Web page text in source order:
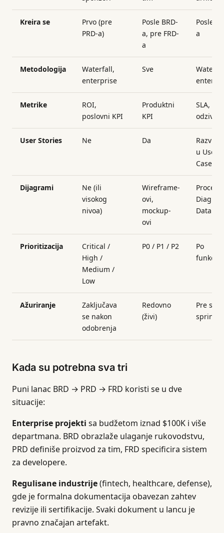
Kreira se
Prvo (pre
PRD-a)
Posle BRD-
a, pre FRD-
a
Posle
a
Metodologija
Waterfall,
enterprise
Sve
Metrike
ROI,
poslovni KPI
Produktni
KPI
SLA,
odziva
User Stories Ne Da
u Use
Cases
Dijagrami
Ne (ili
visokog
nivoa)
Wireframe-
ovi,
mockup-
ovi
Process
Data
Prioritizacija
Critical /
High /
Medium /
Low
P0 / P1 / P2
Po
Ažuriranje
Zaključava
se nakon
odobrenja
Redovno
(živi)
Pre
sprinta
Kada su potrebna sva tri
Puni lanac BRD → PRD → FRD koristi se u dve
situacije:
Enterprise projekti sa budžetom iznad $100K i više
departmana. BRD obrazlaže ulaganje rukovodstvu,
PRD definiše proizvod za tim, FRD specificira sistem
za developere.
Regulisane industrije(fintech, healthcare, defense),
gde je formalna dokumentacija obavezan zahtev
revizije ili sertifikacije. Svaki dokument u lancu je
pravno značajan artefakt.